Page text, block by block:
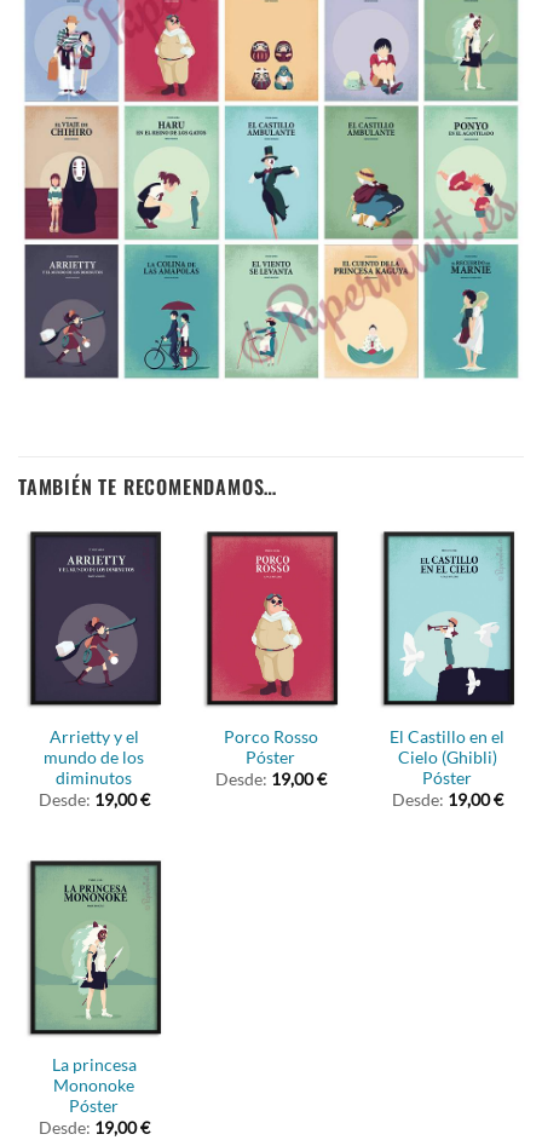
TAMBIÉN TE RECOMENDAMOS…
Arrietty y el
mundo de los
diminutos
Desde: 19,00€
Porco Rosso
Póster
Desde: 19,00€
El Castillo en el
Cielo (Ghibli)
Póster
Desde: 19,00€
La princesa
Mononoke
Póster
Desde: 19,00€